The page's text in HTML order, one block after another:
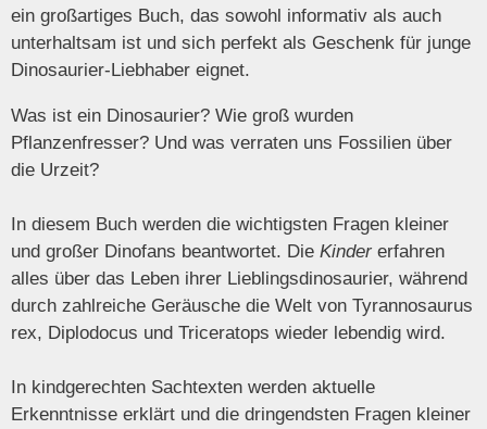
ein großartiges Buch, das sowohl informativ als auch
unterhaltsam ist und sich perfekt als Geschenk für junge
Dinosaurier-Liebhaber eignet.
Was ist ein Dinosaurier? Wie groß wurden
Pflanzenfresser? Und was verraten uns Fossilien über
die Urzeit?
In diesem Buch werden die wichtigsten Fragen kleiner
und großer Dinofans beantwortet. Die Kinder erfahren
alles über das Leben ihrer Lieblingsdinosaurier, während
durch zahlreiche Geräusche die Welt von Tyrannosaurus
rex, Diplodocus und Triceratops wieder lebendig wird.
In kindgerechten Sachtexten werden aktuelle
Erkenntnisse erklärt und die dringendsten Fragen kleiner